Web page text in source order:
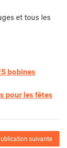
et tous les
bobines
pour les fêtes
suivante